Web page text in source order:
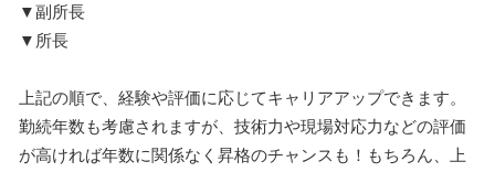
▼副所長
▼所長
上記の順で、経験や評価に応じてキャリアアップできます。
勤続年数も考慮されますが、技術力や現場対応力などの評価
が高ければ年数に関係なく昇格のチャンスも！もちろん、上